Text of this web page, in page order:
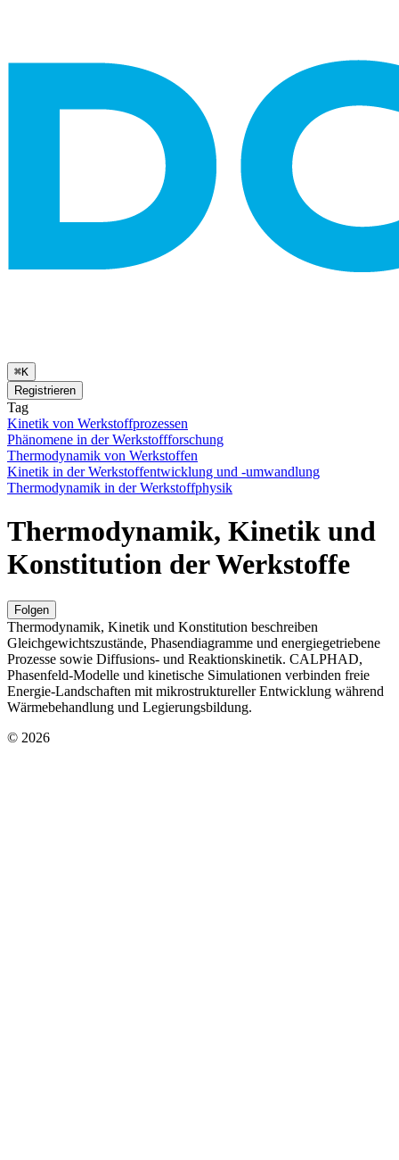
⌘K
Registrieren
Tag
Kinetik von Werkstoffprozessen
Phänomene in der Werkstoffforschung
Thermodynamik von Werkstoffen
Kinetik in der Werkstoffentwicklung und -umwandlung
Thermodynamik in der Werkstoffphysik
Thermodynamik, Kinetik und
Konstitution der Werkstoffe
Folgen
Thermodynamik, Kinetik und Konstitution beschreiben
Gleichgewichtszustände, Phasendiagramme und energiegetriebene
Prozesse sowie Diffusions- und Reaktionskinetik. CALPHAD,
Phasenfeld-Modelle und kinetische Simulationen verbinden freie
Energie-Landschaften mit mikrostruktureller Entwicklung während
Wärmebehandlung und Legierungsbildung.
© 2026